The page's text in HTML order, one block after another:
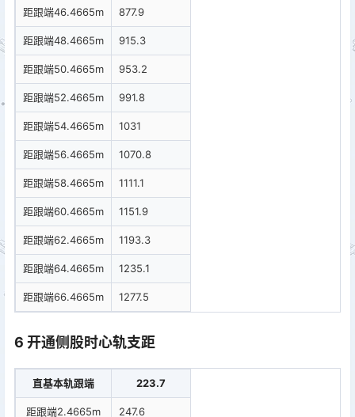
距跟端46.4665m 877.9
距跟端48.4665m 915.3
距跟端50.4665m 953.2
距跟端52.4665m 991.8
距跟端54.4665m 1031
距跟端56.4665m 1070.8
距跟端58.4665m 1111.1
距跟端60.4665m 1151.9
距跟端62.4665m 1193.3
距跟端64.4665m 1235.1
距跟端66.4665m 1277.5
6 开通侧股时心轨支距
直基本轨跟端 223.7
距跟端2.4665m 247.6